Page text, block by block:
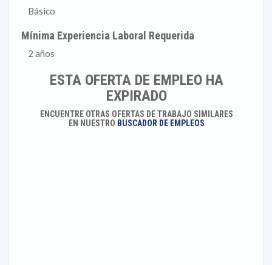
Básico
Mínima Experiencia Laboral Requerida
2 años
ESTA OFERTA DE EMPLEO HA
EXPIRADO
ENCUENTRE OTRAS OFERTAS DE TRABAJO SIMILARES
EN NUESTRO BUSCADOR DE EMPLEOS